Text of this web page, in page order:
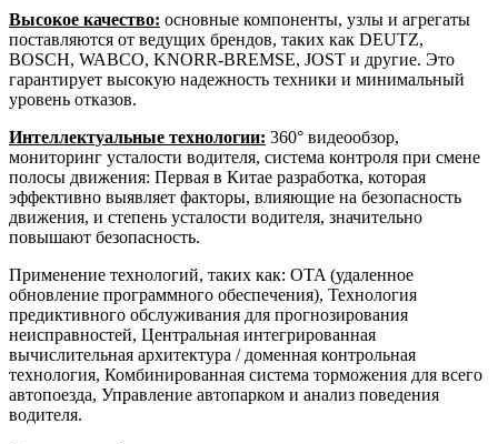
Высокое качество: основные компоненты, узлы и агрегаты
поставляются от ведущих брендов, таких как DEUTZ,
BOSCH, WABCO, KNORR-BREMSE, JOST и другие. Это
гарантирует высокую надежность техники и минимальный
уровень отказов.
Интеллектуальные технологии: 360° видеообзор,
мониторинг усталости водителя, система контроля при смене
полосы движения: Первая в Китае разработка, которая
эффективно выявляет факторы, влияющие на безопасность
движения, и степень усталости водителя, значительно
повышают безопасность.
Применение технологий, таких как: OTA (удаленное
обновление программного обеспечения), Технология
предиктивного обслуживания для прогнозирования
неисправностей, Центральная интегрированная
вычислительная архитектура / доменная контрольная
технология, Комбинированная система торможения для всего
автопоезда, Управление автопарком и анализ поведения
водителя.